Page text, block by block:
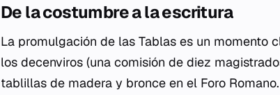
De la costumbre a la escritura
La promulgación de las Tablas es un momento
los decenviros (una comisión de diez
tablillas de madera y bronce en el Foro